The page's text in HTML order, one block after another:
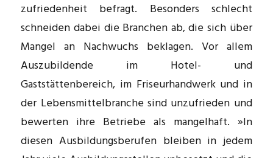
zufriedenheit befragt. Besonders schlecht
schneiden dabei die Branchen ab, die sich über
Mangel an Nachwuchs beklagen. Vor allem
Auszubildende im Hotel- und
Gaststättenbereich, im Friseurhandwerk und in
der Lebensmittelbranche sind unzufrieden und
bewerten ihre Betriebe als mangelhaft. »In
diesen Ausbildungsberufen bleiben in jedem